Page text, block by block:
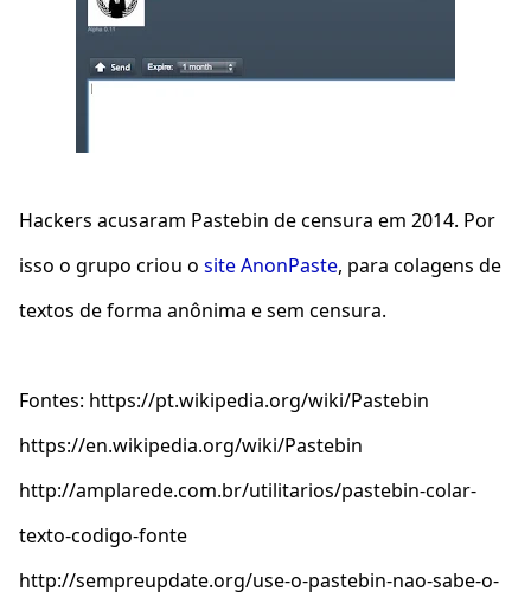
Hackers acusaram Pastebin de censura em 2014. Por
isso o grupo criou o site AnonPaste, para colagens de
textos de forma anônima e sem censura.
Fontes: https://pt.wikipedia.org/wiki/Pastebin
https://en.wikipedia.org/wiki/Pastebin
http://amplarede.com.br/utilitarios/pastebin-colar-
texto-codigo-fonte
http://sempreupdate.org/use-o-pastebin-nao-sabe-o-